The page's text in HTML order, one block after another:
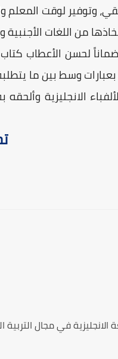
وتوفير ﻟﻮﻗﺖ
ﻣﻦ اﻟﻠﻐﺎت الأجنبية
ﻟﺤﺴﻦ اﻷﻋﻄﺎب
وﺳﻂ بين ﻣﺎ
الانجليزية
في مجال التربية